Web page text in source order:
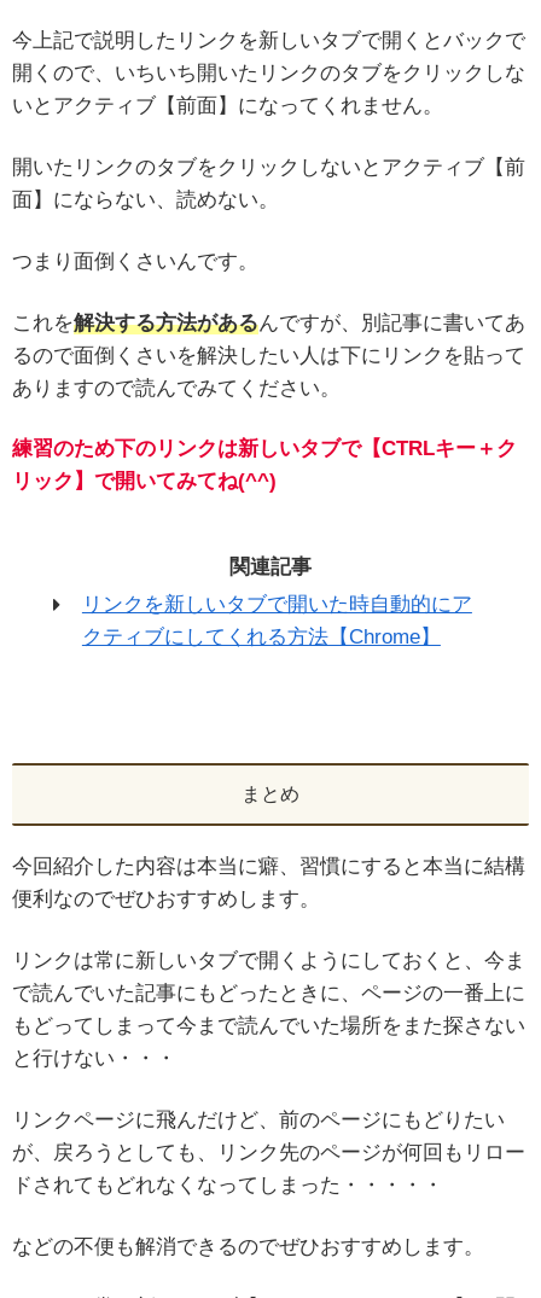
今上記で説明したリンクを新しいタブで開くとバックで
開くので、いちいち開いたリンクのタブをクリックしな
いとアクティブ【前面】になってくれません。
開いたリンクのタブをクリックしないとアクティブ【前
面】にならない、読めない。
つまり面倒くさいんです。
これを解決する方法があるんですが、別記事に書いてあ
るので面倒くさいを解決したい人は下にリンクを貼って
ありますので読んでみてください。
練習のため下のリンクは新しいタブで【CTRLキー＋ク
リック】で開いてみてね(^^)
関連記事
リンクを新しいタブで開いた時自動的にア
クティブにしてくれる方法【Chrome】
まとめ
今回紹介した内容は本当に癖、習慣にすると本当に結構
便利なのでぜひおすすめします。
リンクは常に新しいタブで開くようにしておくと、今ま
で読んでいた記事にもどったときに、ページの一番上に
もどってしまって今まで読んでいた場所をまた探さない
と行けない・・・
リンクページに飛んだけど、前のページにもどりたい
が、戻ろうとしても、リンク先のページが何回もリロー
ドされてもどれなくなってしまった・・・・・
などの不便も解消できるのでぜひおすすめします。